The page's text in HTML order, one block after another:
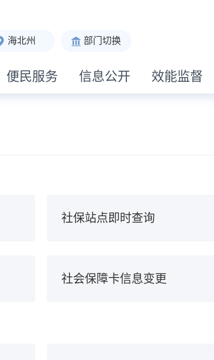
海北州 部门切换
便民服务 信息公开 效能监督
社保站点即时查询
社会保障卡信息变更